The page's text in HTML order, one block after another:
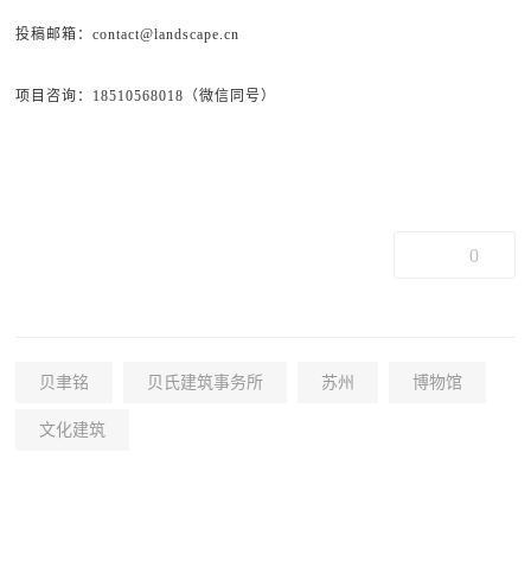
投稿邮箱：contact@landscape.cn
项目咨询：18510568018（微信同号）
0
贝聿铭 贝氏建筑事务所 苏州 博物馆
文化建筑